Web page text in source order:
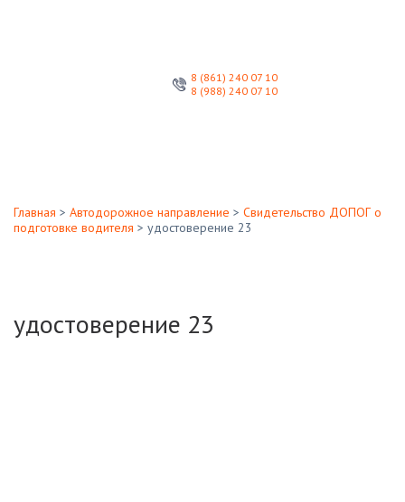
Образовательный Центр
8 (861) 240 07 10
8 (988) 240 07 10
Главная > Автодорожное направление > Свидетельство ДОПОГ о
подготовке водителя > удостоверение 23
удостоверение 23